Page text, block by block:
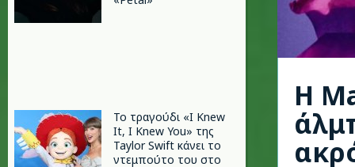
Το τραγούδι «I Knew
It, I Knew You» της
Taylor Swift κάνει το
ντεμπούτο του στο
Η